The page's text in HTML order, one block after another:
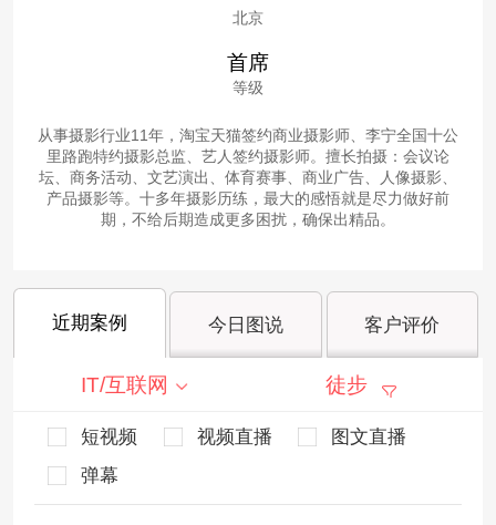
北京
首席
等级
从事摄影行业11年，淘宝天猫签约商业摄影师、李宁全国十公
里路跑特约摄影总监、艺人签约摄影师。擅长拍摄：会议论
坛、商务活动、文艺演出、体育赛事、商业广告、人像摄影、
产品摄影等。十多年摄影历练，最大的感悟就是尽力做好前
期，不给后期造成更多困扰，确保出精品。
近期案例 今日图说 客户评价
IT/互联网 徒步
短视频 视频直播
图文直播
弹幕